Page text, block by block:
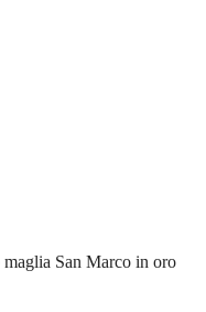
San Marco in oro